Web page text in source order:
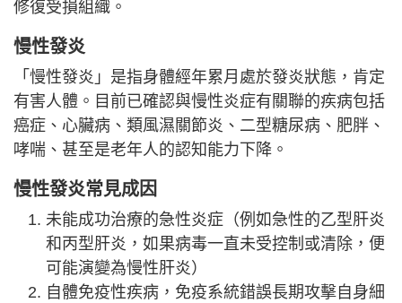
修復受損組織。
慢性發炎
「慢性發炎」是指身體經年累月處於發炎狀態，肯定
有害人體。目前已確認與慢性炎症有關聯的疾病包括
癌症、心臟病、類風濕關節炎、二型糖尿病、肥胖、
哮喘、甚至是老年人的認知能力下降。
慢性發炎常見成因
未能成功治療的急性炎症（例如急性的乙型肝炎
和丙型肝炎，如果病毒一直未受控制或清除，便
可能演變為慢性肝炎）
自體免疫性疾病，免疫系統錯誤長期攻擊自身細